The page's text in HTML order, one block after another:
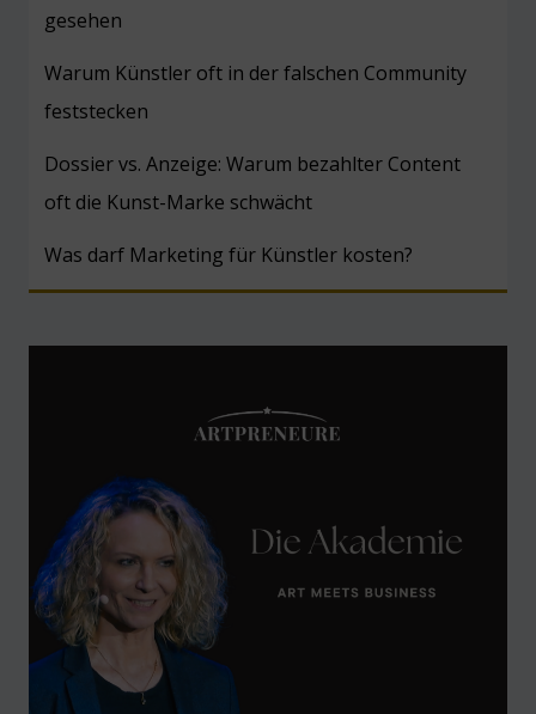
gesehen
Warum Künstler oft in der falschen Community
feststecken
Dossier vs. Anzeige: Warum bezahlter Content
oft die Kunst-Marke schwächt
Was darf Marketing für Künstler kosten?